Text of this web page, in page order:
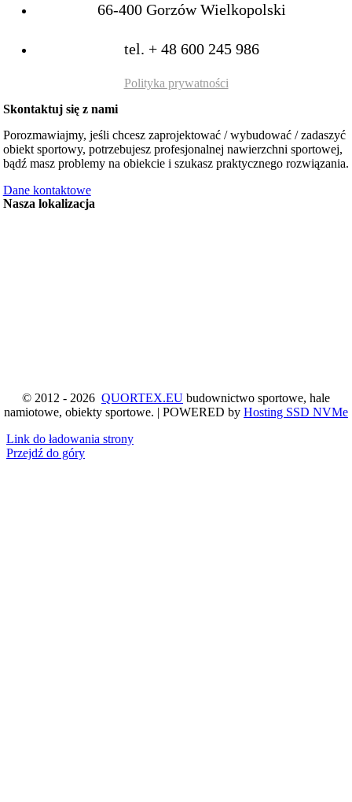
66-400 Gorzów Wielkopolski
tel. + 48 600 245 986
Polityka prywatności
Skontaktuj się z nami
Porozmawiajmy, jeśli chcesz zaprojektować / wybudować / zadaszyć
obiekt sportowy, potrzebujesz profesjonalnej nawierzchni sportowej,
bądź masz problemy na obiekcie i szukasz praktycznego rozwiązania.
Dane kontaktowe
Nasza lokalizacja
© 2012 - 2026 QUORTEX.EU budownictwo sportowe, hale
namiotowe, obiekty sportowe. | POWERED by Hosting SSD NVMe
Link do ładowania strony
Przejdź do góry